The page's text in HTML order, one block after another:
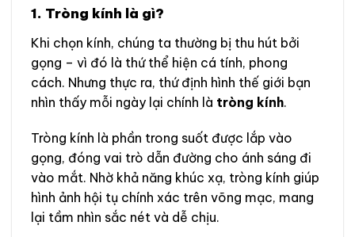
1. Tròng kính là gì?
Khi chọn kính, chúng ta thường bị thu hút bởi
gọng – vì đó là thứ thể hiện cá tính, phong
cách. Nhưng thực ra, thứ định hình thế giới bạn
nhìn thấy mỗi ngày lại chính là tròng kính.
Tròng kính là phần trong suốt được lắp vào
gọng, đóng vai trò dẫn đường cho ánh sáng đi
vào mắt. Nhờ khả năng khúc xạ, tròng kính giúp
hình ảnh hội tụ chính xác trên võng mạc, mang
lại tầm nhìn sắc nét và dễ chịu.